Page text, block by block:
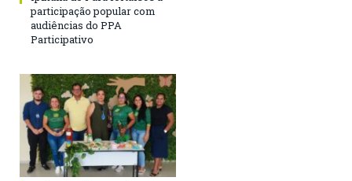
participação popular com
audiências do PPA
Participativo